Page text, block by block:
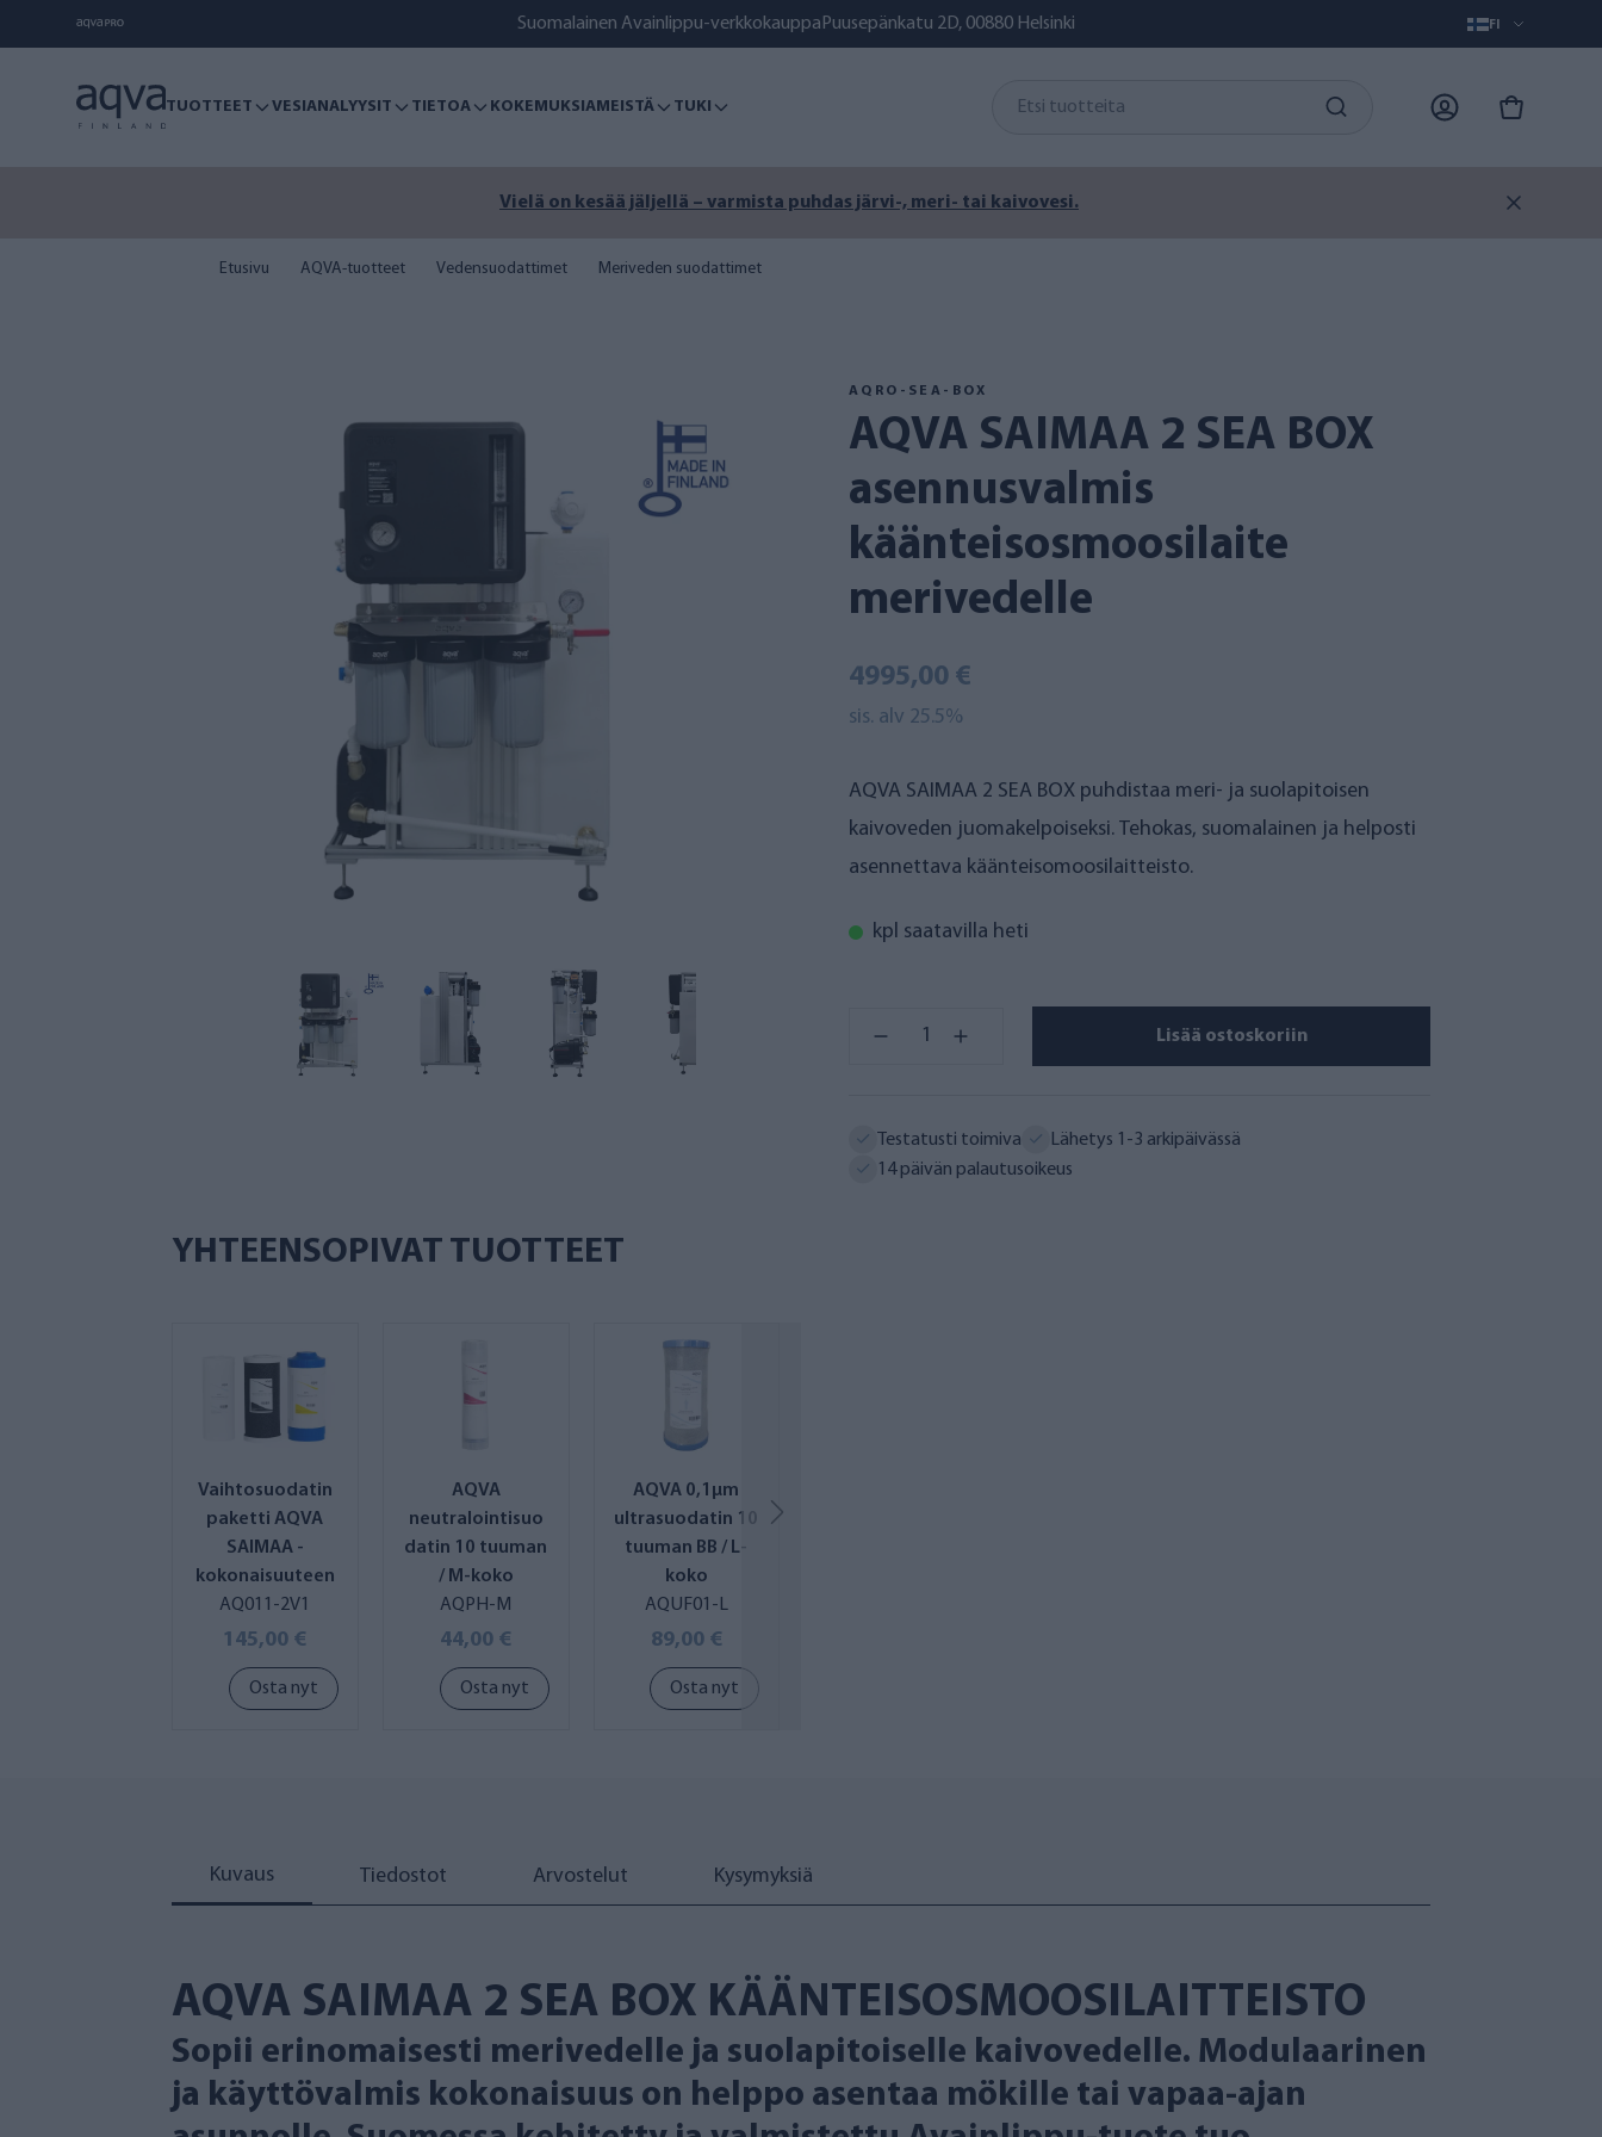
Suomalainen Avainlippu-verkkokauppa Puusepänkatu 2D, 00880 Helsinki FI
TUOTTEET VESIANALYYSIT TIETOA KOKEMUKSIAMEISTÄ TUKI
Vielä on kesää jäljellä – varmista puhdas järvi-, meri- tai kaivovesi.
Etusivu AQVA-tuotteet Vedensuodattimet Meriveden suodattimet
AQRO-SEA-BOX
AQVA SAIMAA 2 SEA BOX
asennusvalmis
käänteisosmoosilaite
merivedelle
4995,00 €
sis. alv 25.5%
AQVA SAIMAA 2 SEA BOX puhdistaa meri- ja suolapitoisen
kaivoveden juomakelpoiseksi. Tehokas, suomalainen ja helposti
asennettava käänteisomoosilaitteisto.
kpl saatavilla heti
Lisää ostoskoriin
Testatusti toimiva
Lähetys 1-3 arkipäivässä
14 päivän palautusoikeus
YHTEENSOPIVAT TUOTTEET
Vaihtosuodatin
paketti AQVA
SAIMAA -
kokonaisuuteen
AQ011-2V1
145,00 €
Osta nyt
AQVA
neutralointisuo
datin 10 tuuman
/ M-koko
AQPH-M
44,00 €
Osta nyt
AQVA 0,1µm
ultrasuodatin 10
tuuman BB / L-
koko
AQUF01-L
89,00 €
Osta nyt
Kuvaus Tiedostot Arvostelut Kysymyksiä
AQVA SAIMAA 2 SEA BOX KÄÄNTEISOSMOOSILAITTEISTO
Sopii erinomaisesti merivedelle ja suolapitoiselle kaivovedelle. Modulaarinen
ja käyttövalmis kokonaisuus on helppo asentaa mökille tai vapaa-ajan